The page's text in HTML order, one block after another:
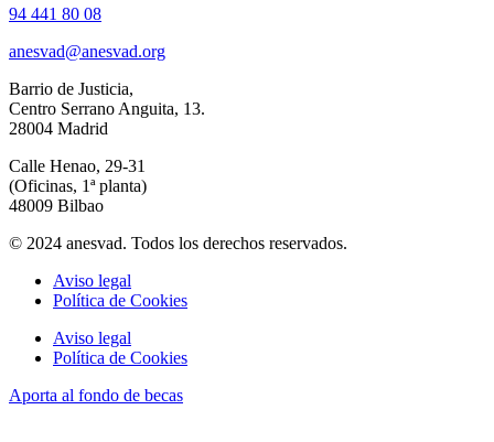
94 441 80 08
anesvad@anesvad.org
Barrio de Justicia,
Centro Serrano Anguita, 13.
28004 Madrid
Calle Henao, 29-31
(Oficinas, 1ª planta)
48009 Bilbao
© 2024 anesvad. Todos los derechos reservados.
Aviso legal
Política de Cookies
Aviso legal
Política de Cookies
Aporta al fondo de becas